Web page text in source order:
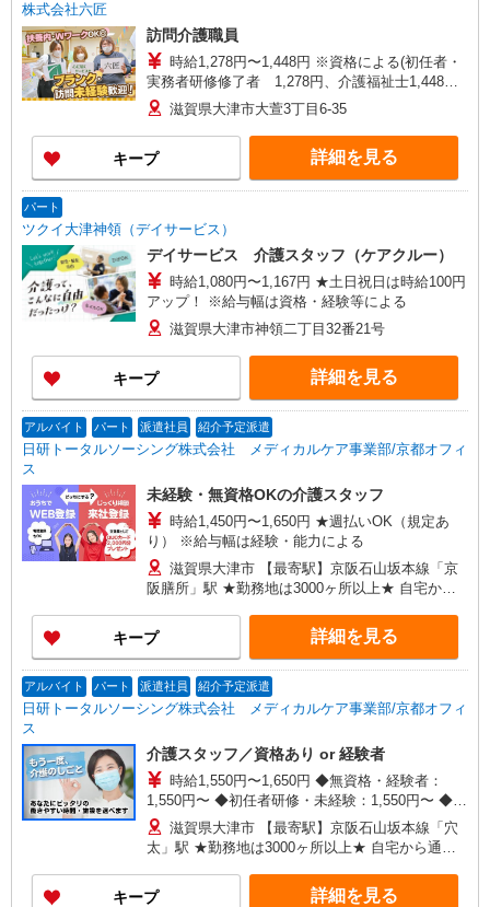
一丁目11番地10 レジェンド千代川1階A号室
【在宅介護センター福知山】京都府福知山市駅南
町三丁目101 アルファーユービル1階A号室
株式会社六匠
訪問介護職員
時給1,278円〜1,448円 ※資格による(初任者・
実務者研修修了者 1,278円、介護福祉士1,448円)
※一律職務・処遇改善加算手当含む ※試用期間3
ヵ月（同条件）
滋賀県大津市大萱3丁目6-35
キープ 詳細を見る
パート
ツクイ大津神領（デイサービス）
デイサービス 介護スタッフ（ケアクルー）
時給1,080円〜1,167円 ★土日祝日は時給100円
アップ！ ※給与幅は資格・経験等による
滋賀県大津市神領二丁目32番21号
キープ 詳細を見る
アルバイト パート 派遣社員 紹介予定派遣
日研トータルソーシング株式会社 メディカルケア事業部/京都オフィ
ス
未経験・無資格OKの介護スタッフ
時給1,450円〜1,650円 ★週払いOK（規定あ
り） ※給与幅は経験・能力による
滋賀県大津市 【最寄駅】京阪石山坂本線「京
阪膳所」駅 ★勤務地は3000ヶ所以上★ 自宅から
下さい！！
キープ 詳細を見る
アルバイト パート 派遣社員 紹介予定派遣
日研トータルソーシング株式会社 メディカルケア事業部/京都オフィ
ス
介護スタッフ／資格あり or 経験者
時給1,550円〜1,650円 ◆無資格・経験者：
1,550円〜 ◆初任者研修・未経験：1,550円〜 ◆初
任者研修・経験者：1,600円〜 ◆介護福祉士：
1,650円〜 ※経験者は3ヶ月以上 ※給与幅は経験・
能力による ★週払いOK（規定あり）
滋賀県大津市 【最寄駅】京阪石山坂本線「穴
太」駅 ★勤務地は3000ヶ所以上★ 自宅から通い
い！！
キープ 詳細を見る